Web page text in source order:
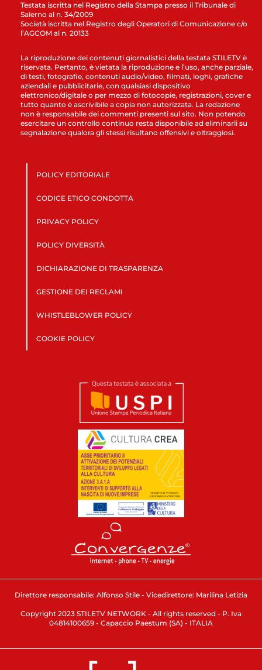
Testata iscritta nel Registro della Stampa presso il Tribunale di
Salerno al n. 34/2009
Società iscritta nel Registro degli Operatori di Comunicazione c/o
l’AGCOM al n. 20133
La riproduzione dei contenuti giornalistici della testata STILETV è
riservata. Pertanto, è vietata la riproduzione e l’uso, anche parziale,
di testi, fotografie, contenuti audio/video, filmati, loghi, grafiche
aziendali e pubblicitarie, con qualsiasi dispositivo
elettronico/digitale o per mezzo di fotocopie, registrazioni, cover e
tutto quanto è ascrivibile a copia non autorizzata. La redazione
non è responsabile dei commenti presenti sul sito. Non potendo
esercitare un controllo continuo resta disponibile ad eliminarli su
segnalazione qualora gli stessi risultano offensivi e oltraggiosi.
POLICY EDITORIALE
CODICE ETICO CONDOTTA
PRIVACY POLICY
POLICY DIVERSITÀ
DICHIARAZIONE DI TRASPARENZA
GESTIONE DEI RECLAMI
WHISTLEBLOWER POLICY
COOKIE POLICY
Direttore responsabile: Alfonso Stile - Vicedirettore: Marilina Letizia
Copyright 2023 STILETV NETWORK - All rights reserved - P. Iva
04814100659 - Capaccio Paestum (SA) - ITALIA